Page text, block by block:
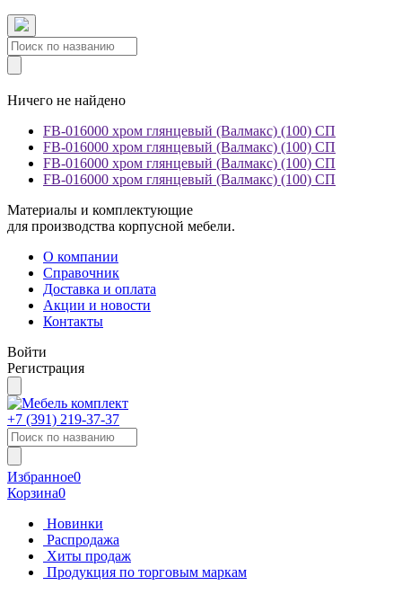
Ничего не найдено
FB-016000 хром глянцевый (Валмакс) (100) СП
FB-016000 хром глянцевый (Валмакс) (100) СП
FB-016000 хром глянцевый (Валмакс) (100) СП
FB-016000 хром глянцевый (Валмакс) (100) СП
Материалы и комплектующие
для производства корпусной мебели.
О компании
Справочник
Доставка и оплата
Акции и новости
Контакты
Войти
Регистрация
+7 (391) 219-37-37
Избранное0
Корзина0
Новинки
Распродажа
Хиты продаж
Продукция по торговым маркам